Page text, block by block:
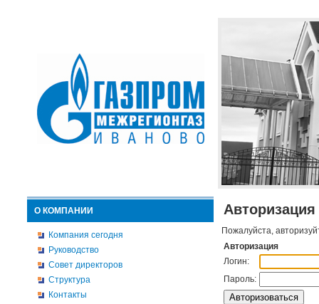
О КОМПАНИИ
Компания сегодня
Руководство
Совет директоров
Структура
Контакты
Авторизация
Пожалуйста,
Авторизация
Логин:
Пароль: